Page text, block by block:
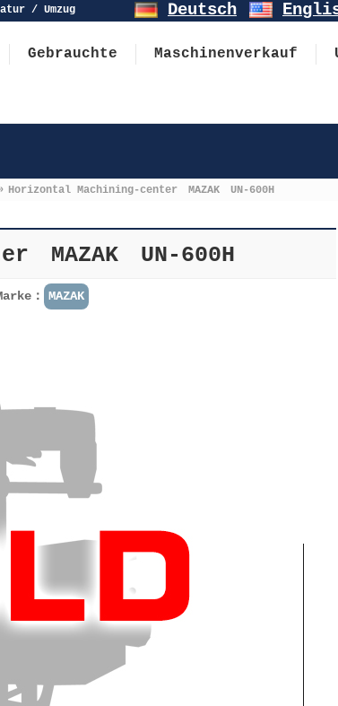
/ Umzug Deutsch
Gebrauchte Maschinenverkauf
Horizontal Machining-center MAZAK UN-600H
MAZAK UN-600H
： MAZAK